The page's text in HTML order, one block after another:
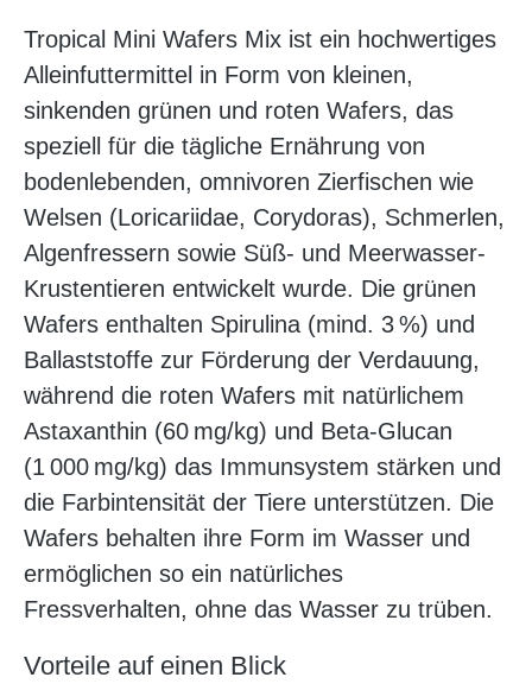
Tropical Mini Wafers Mix ist ein hochwertiges
Alleinfuttermittel in Form von kleinen,
sinkenden grünen und roten Wafers, das
speziell für die tägliche Ernährung von
bodenlebenden, omnivoren Zierfischen wie
Welsen (Loricariidae, Corydoras), Schmerlen,
Algenfressern sowie Süß- und Meerwasser-
Krustentieren entwickelt wurde. Die grünen
Wafers enthalten Spirulina (mind. 3 %) und
Ballaststoffe zur Förderung der Verdauung,
während die roten Wafers mit natürlichem
Astaxanthin (60 mg/kg) und Beta-Glucan
(1 000 mg/kg) das Immunsystem stärken und
die Farbintensität der Tiere unterstützen. Die
Wafers behalten ihre Form im Wasser und
ermöglichen so ein natürliches
Fressverhalten, ohne das Wasser zu trüben.
Vorteile auf einen Blick